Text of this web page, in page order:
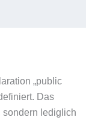
„public
Das
sondern lediglich